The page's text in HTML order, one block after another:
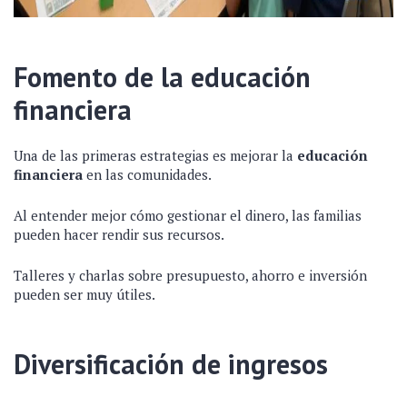
Fomento de la educación
financiera
Una de las primeras estrategias es mejorar la educación
financiera en las comunidades.
Al entender mejor cómo gestionar el dinero, las familias
pueden hacer rendir sus recursos.
Talleres y charlas sobre presupuesto, ahorro e inversión
pueden ser muy útiles.
Diversificación de ingresos